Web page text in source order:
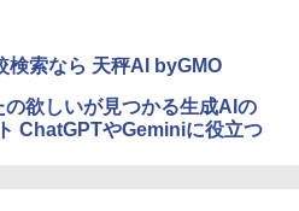
検索なら 天秤AI byGMO
欲しいが見つかる生成AIの
ChatGPTやGeminiに役立つ